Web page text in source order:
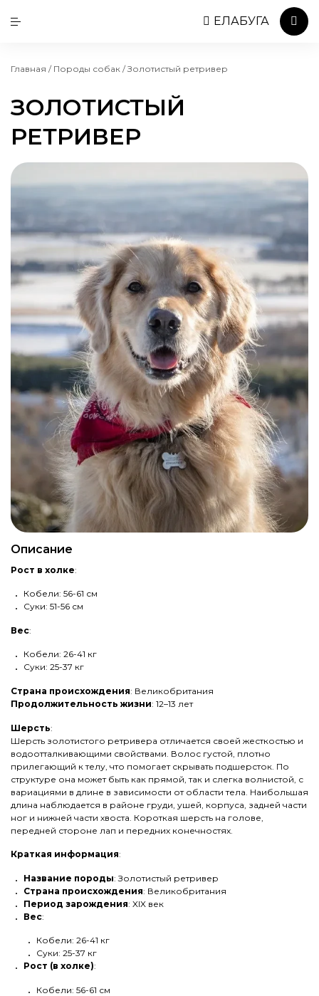
ЕЛАБУГА
Главная / Породы собак / Золотистый ретривер
ЗОЛОТИСТЫЙ
РЕТРИВЕР
Описание
Рост в холке:
Кобели: 56-61 см
Суки: 51-56 см
Вес:
Кобели: 26-41 кг
Суки: 25-37 кг
Страна происхождения: Великобритания
Продолжительность жизни: 12–13 лет
Шерсть:
Шерсть золотистого ретривера отличается своей жесткостью и
водоотталкивающими свойствами. Волос густой, плотно
прилегающий к телу, что помогает скрывать подшерсток. По
структуре она может быть как прямой, так и слегка волнистой, с
вариациями в длине в зависимости от области тела. Наибольшая
длина наблюдается в районе груди, ушей, корпуса, задней части
ног и нижней части хвоста. Короткая шерсть на голове,
передней стороне лап и передних конечностях.
Краткая информация:
Название породы: Золотистый ретривер
Страна происхождения: Великобритания
Период зарождения: XIX век
Вес:
Кобели: 26-41 кг
Суки: 25-37 кг
Рост (в холке):
Кобели: 56-61 см